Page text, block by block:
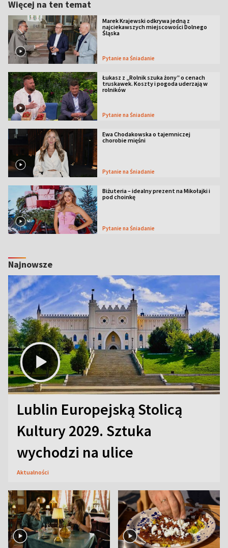
Więcej na ten temat
Marek Krajewski odkrywa jedną z
najciekawszych miejscowości Dolnego
Śląska
Pytanie na Śniadanie
Łukasz z „Rolnik szuka żony” o cenach
truskawek. Koszty i pogoda uderzają w
rolników
Pytanie na Śniadanie
Ewa Chodakowska o tajemniczej
chorobie mięśni
Pytanie na Śniadanie
Biżuteria – idealny prezent na Mikołajki i
pod choinkę
Pytanie na Śniadanie
Najnowsze
Lublin Europejską Stolicą
Kultury 2029. Sztuka
wychodzi na ulice
Aktualności